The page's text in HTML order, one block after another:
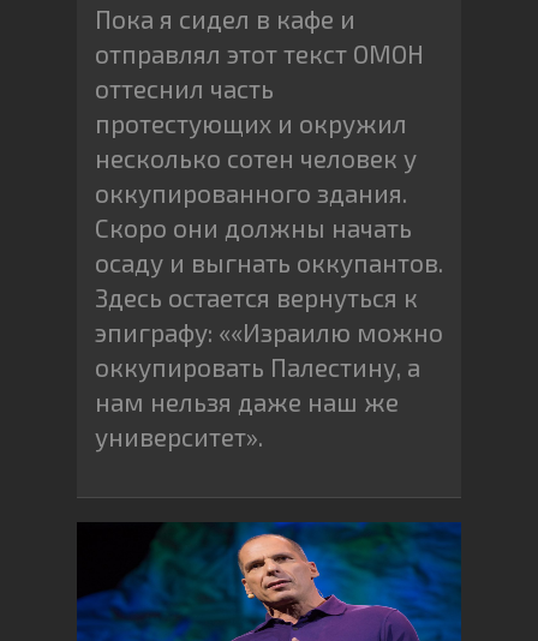
Пока я сидел в кафе и
отправлял этот текст ОМОН
оттеснил часть
протестующих и окружил
несколько сотен человек у
оккупированного здания.
Скоро они должны начать
осаду и выгнать оккупантов.
Здесь остается вернуться к
эпиграфу: ««Израилю можно
оккупировать Палестину, а
нам нельзя даже наш же
университет».